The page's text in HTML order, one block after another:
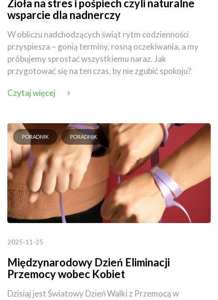
Zioła na stres i pośpiech czyli naturalne
wsparcie dla nadnerczy
W obliczu nadchodzących świąt rytm codzienności
przyspiesza – gonią terminy, rosną oczekiwania, a my
próbujemy sprostać wszystkiemu naraz. Jak
przygotować się na ten czas, by nie zgubić spokoju?
Czytaj więcej
PORADNIK PORADNIK
2025-11-25
Międzynarodowy Dzień Eliminacji
Przemocy wobec Kobiet
Dzisiaj jest Światowy Dzień Walki z Przemocą w